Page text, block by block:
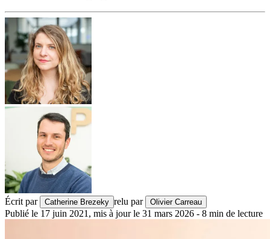
Écrit par Catherine Brezeky relu par Olivier Carreau
Publié le 17 juin 2021 , mis à jour le 31 mars 2026 - 8 min de lecture